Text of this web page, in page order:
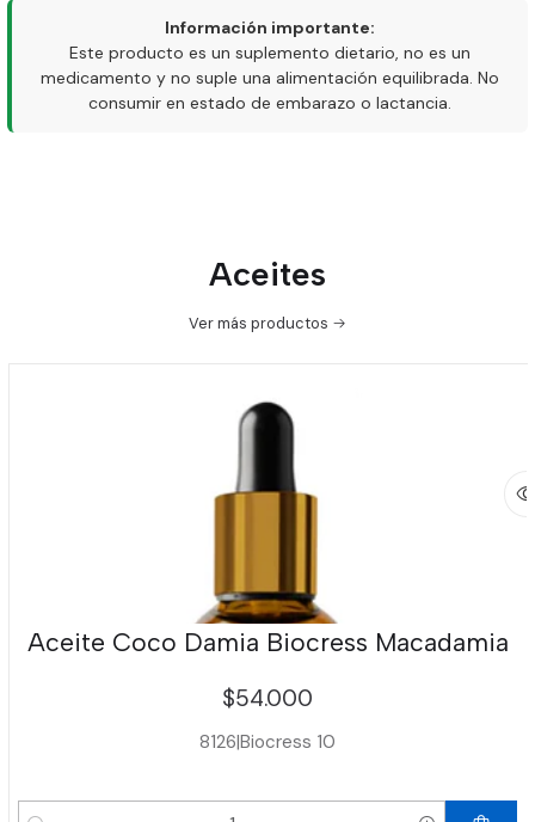
Información importante:
Este producto es un suplemento dietario, no es un
medicamento y no suple una alimentación equilibrada. No
consumir en estado de embarazo o lactancia.
Aceites
Ver más productos
Aceite Coco Damia Biocress Macadamia
$54.000
8126|Biocress 10